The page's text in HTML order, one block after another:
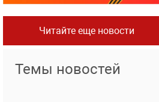
Читайте еще новости
Темы новостей